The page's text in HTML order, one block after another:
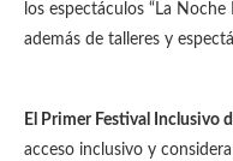
los espectáculos “La Noche
además de talleres y
El Primer Festival Inclusivo
acceso inclusivo y